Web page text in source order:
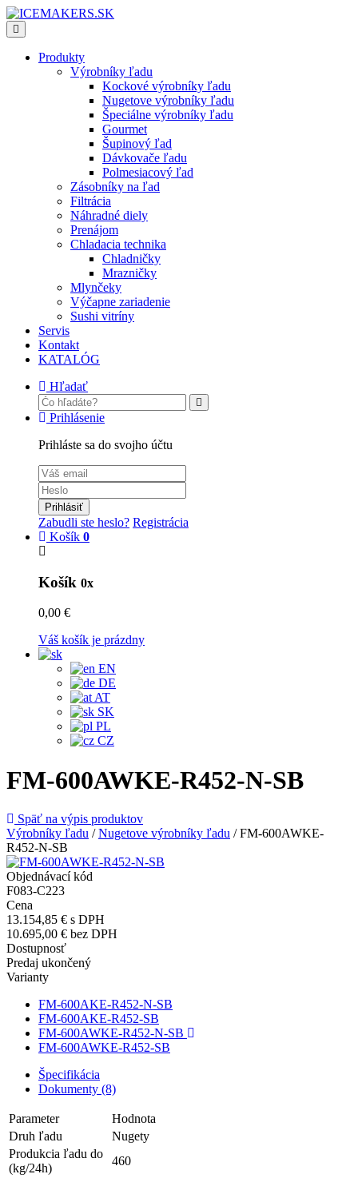
Produkty
Výrobníky ľadu
Kockové výrobníky ľadu
Nugetove výrobníky ľadu
Špeciálne výrobníky ľadu
Gourmet
Šupinový ľad
Dávkovače ľadu
Polmesiacový ľad
Zásobníky na ľad
Filtrácia
Náhradné diely
Prenájom
Chladacia technika
Chladničky
Mrazničky
Mlynčeky
Výčapne zariadenie
Sushi vitríny
Servis
Kontakt
KATALÓG
Hľadať
Prihlásenie
Prihláste sa do svojho účtu
Prihlásiť
Zabudli ste heslo? Registrácia
Košík 0
Košík 0x
0,00 €
Váš košík je prázdny
EN
DE
AT
SK
PL
CZ
FM-600AWKE-R452-N-SB
Späť na výpis produktov
Výrobníky ľadu /Nugetove výrobníky ľadu /FM-600AWKE-
R452-N-SB
Objednávací kód
F083-C223
Cena
13.154,85 € s DPH
10.695,00 € bez DPH
Dostupnosť
Predaj ukončený
Varianty
FM-600AKE-R452-N-SB
FM-600AKE-R452-SB
FM-600AWKE-R452-N-SB
FM-600AWKE-R452-SB
Špecifikácia
Dokumenty (8)
Parameter
Hodnota
Druh ľadu
Nugety
Produkcia ľadu do
(kg/24h)
460